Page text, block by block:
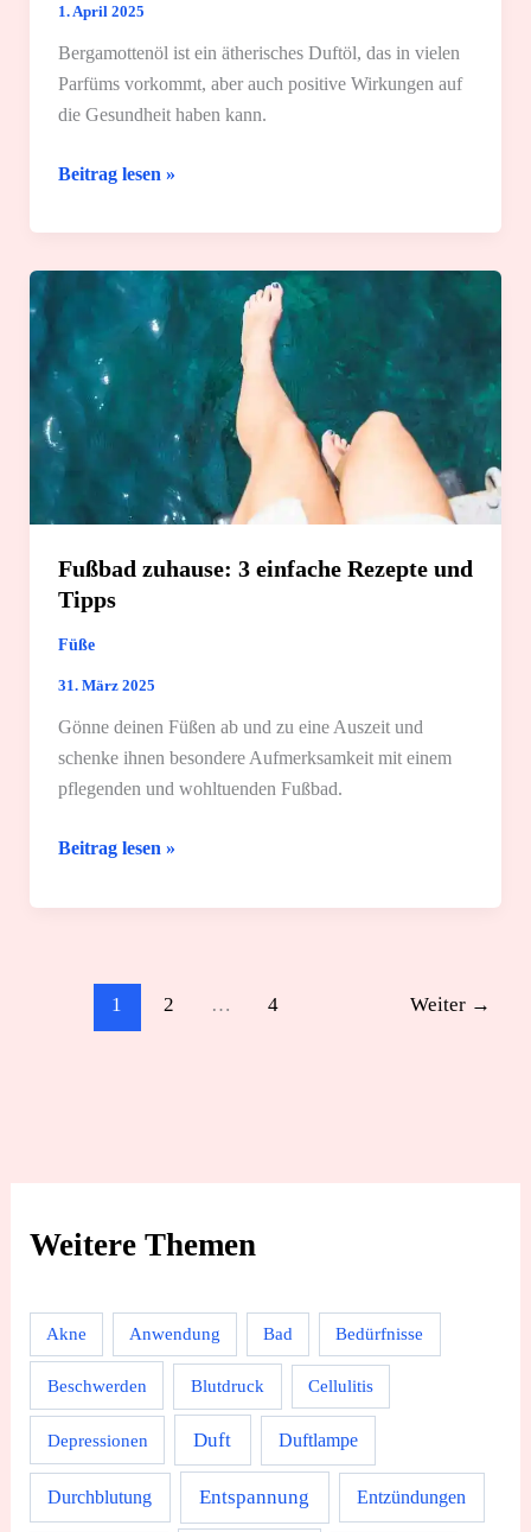
Weitere Themen
Akne Anwendung Bad Bedürfnisse
Beschwerden Blutdruck Cellulitis
Depressionen Duft Duftlampe
Durchblutung Entspannung Entzündungen
1. April 2025
Bergamottenöl ist ein ätherisches Duftöl, das in vielen
Parfüms vorkommt, aber auch positive Wirkungen auf
die Gesundheit haben kann.
Bergamottenöl:
und
einfache
Anwendungsgebiete
Beitrag lesen »
Fußbad zuhause: 3 einfache Rezepte und
Tipps
Füße
31. März 2025
Gönne deinen Füßen ab und zu eine Auszeit und
schenke ihnen besondere Aufmerksamkeit mit einem
pflegenden und wohltuenden Fußbad.
Fußbad
3
Tipps
Beitrag lesen »
1 2 … 4 Weiter →